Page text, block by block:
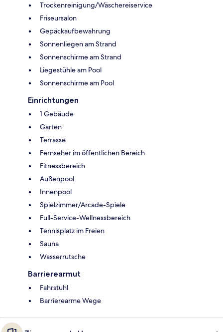
Trockenreinigung/Wäschereiservice
Friseursalon
Gepäckaufbewahrung
Sonnenliegen am Strand
Sonnenschirme am Strand
Liegestühle am Pool
Sonnenschirme am Pool
Einrichtungen
1 Gebäude
Garten
Terrasse
Fernseher im öffentlichen Bereich
Fitnessbereich
Außenpool
Innenpool
Spielzimmer/Arcade-Spiele
Full-Service-Wellnessbereich
Tennisplatz im Freien
Sauna
Wasserrutsche
Barrierearmut
Fahrstuhl
Barrierearme Wege